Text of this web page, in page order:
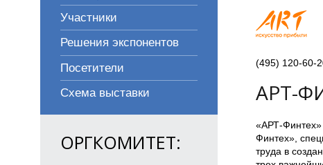
Участники
Решения экспонентов
Посетители
Схема выставки
ОРГКОМИТЕТ:
(495) 120-60-
АРТ-
«АРТ-Финтех»
Финтех»,
труда в